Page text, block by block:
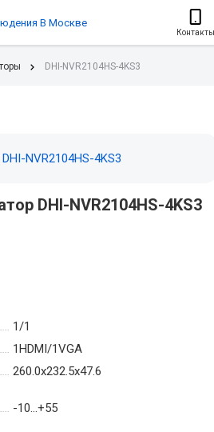
В Москве
Контакты
DHI-NVR2104HS-4KS3
DHI-NVR2104HS-4KS3
1/1
1HDMI/1VGA
260.0х232.5х47.6
-10…+55